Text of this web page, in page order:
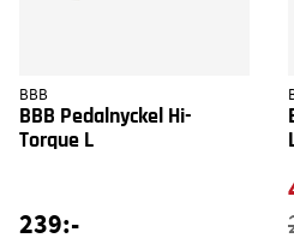
BBB
BBB Pedalnyckel Hi-
Torque L
239:-